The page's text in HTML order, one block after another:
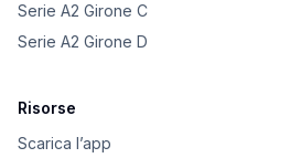
Serie A2 Girone C
Serie A2 Girone D
Risorse
Scarica l’app